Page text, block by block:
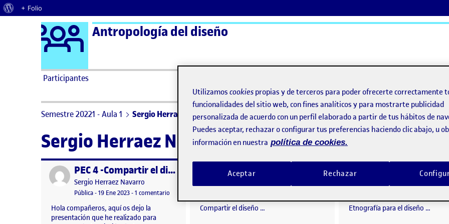
Acerca de WordPress
+ Folio
Saltar al contenido Logo Ágora
Antropología del diseño
Participantes
Semestre 20221 - Aula 1 Sergio Herraez Navarro
Sergio Herraez Navarro
Publicado por PEC 4 -Compartir el diseño – Presentación
Publicado por
Sergio Herraez Navarro
Visibilidad:
Pública-Fecha de publicación
19 Ene 2023-1 comentario
Hola compañeros, aquí os dejo la
presentación que he realizado para
Publicado por PEC 4 – Compartir el diseño
Compartir el diseño …
Publicado por
Etnografía para el diseño …
Utilizamos cookies propias y de terceros para poder ofrecerte correctamente
funcionalidades del sitio web, con fines analíticos y para mostrarte publicidad
personalizada de acuerdo con un perfil elaborado a partir de tus hábitos de
Puedes aceptar, rechazar o configurar tus preferencias haciendo clic abajo, u
información en nuestra política de cookies.
Rechazar
Aceptar